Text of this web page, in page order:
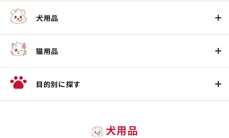
犬用品
猫用品
目的別に探す
犬用品